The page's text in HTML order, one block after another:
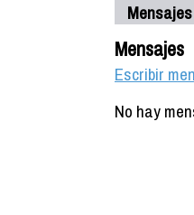
Mensajes
Escribir
No hay